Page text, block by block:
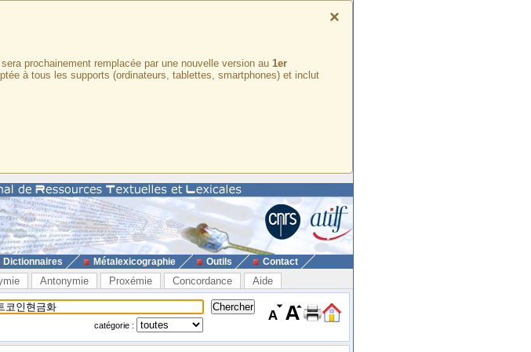
×
prochainement remplacée par une nouvelle version au 1er
à tous les supports (ordinateurs, tablettes, smartphones) et inclut
Dictionnaires Métalexicographie Outils Contact
Antonymie Proxémie Concordance Aide
catégorie :